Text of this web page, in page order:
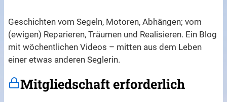
Geschichten vom Segeln, Motoren, Abhängen; vom
(ewigen) Reparieren, Träumen und Realisieren. Ein Blog
mit wöchentlichen Videos – mitten aus dem Leben
einer etwas anderen Seglerin.
Mitgliedschaft erforderlich